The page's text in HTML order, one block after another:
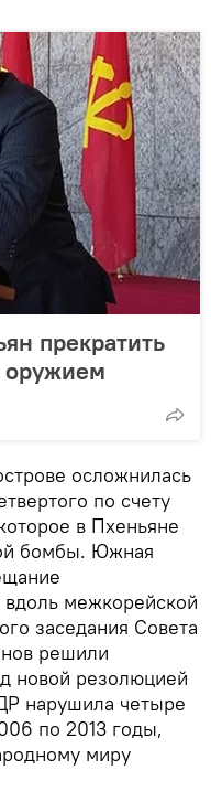
прекратить
оружием
осложнилась
по счету
в Пхеньяне
бомбы. Южная
вдоль межкорейской
заседания Совета
решили
новой резолюцией
нарушила четыре
по 2013 годы,
миру